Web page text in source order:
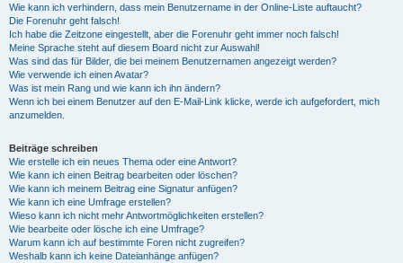
Wie kann ich verhindern, dass mein Benutzername in der Online-Liste auftaucht?
Die Forenuhr geht falsch!
Ich habe die Zeitzone eingestellt, aber die Forenuhr geht immer noch falsch!
Meine Sprache steht auf diesem Board nicht zur Auswahl!
Was sind das für Bilder, die bei meinem Benutzernamen angezeigt werden?
Wie verwende ich einen Avatar?
Was ist mein Rang und wie kann ich ihn ändern?
Wenn ich bei einem Benutzer auf den E-Mail-Link klicke, werde ich aufgefordert, mich
anzumelden.
Beiträge schreiben
Wie erstelle ich ein neues Thema oder eine Antwort?
Wie kann ich einen Beitrag bearbeiten oder löschen?
Wie kann ich meinem Beitrag eine Signatur anfügen?
Wie kann ich eine Umfrage erstellen?
Wieso kann ich nicht mehr Antwortmöglichkeiten erstellen?
Wie bearbeite oder lösche ich eine Umfrage?
Warum kann ich auf bestimmte Foren nicht zugreifen?
Weshalb kann ich keine Dateianhänge anfügen?